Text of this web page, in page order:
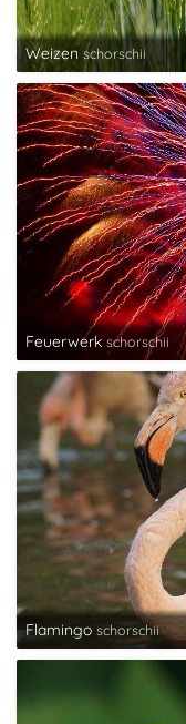
Weizen schorschii
Feuerwerk schorschii
Flamingo schorschii